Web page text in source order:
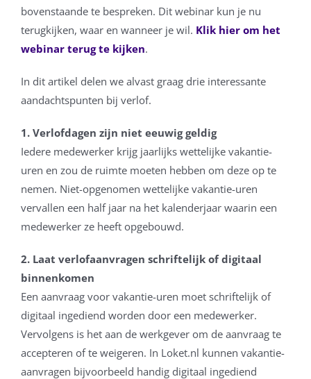
bovenstaande te bespreken. Dit webinar kun je nu
terugkijken, waar en wanneer je wil. Klik hier om het
webinar terug te kijken.
In dit artikel delen we alvast graag drie interessante
aandachtspunten bij verlof.
1. Verlofdagen zijn niet eeuwig geldig
Iedere medewerker krijg jaarlijks wettelijke vakantie-
uren en zou de ruimte moeten hebben om deze op te
nemen. Niet-opgenomen wettelijke vakantie-uren
vervallen een half jaar na het kalenderjaar waarin een
medewerker ze heeft opgebouwd.
2. Laat verlofaanvragen schriftelijk of digitaal
binnenkomen
Een aanvraag voor vakantie-uren moet schriftelijk of
digitaal ingediend worden door een medewerker.
Vervolgens is het aan de werkgever om de aanvraag te
accepteren of te weigeren. In Loket.nl kunnen vakantie-
aanvragen bijvoorbeeld handig digitaal ingediend